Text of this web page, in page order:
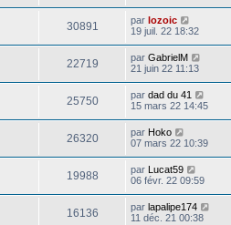
30891 par lozoic
19 juil. 22 18:32
22719 par GabrielM
21 juin 22 11:13
25750 par dad du 41
15 mars 22 14:45
26320 par Hoko
07 mars 22 10:39
19988 par Lucat59
06 févr. 22 09:59
16136 par lapalipe174
11 déc. 21 00:38